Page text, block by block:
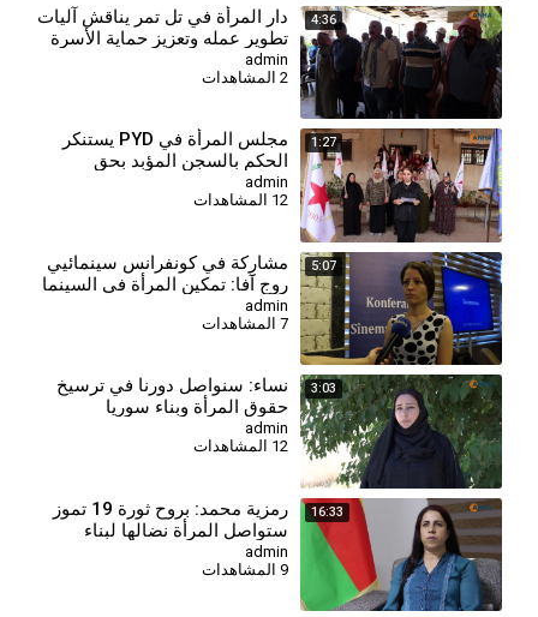
4:36
دار المرأة في تل تمر يناقش آليات
تطوير عمله وتعزيز حماية الأسرة
والمجتمع
admin
2 المشاهدات
1:27
مجلس المرأة في PYD يستنكر
الحكم بالسجن المؤبد بحق
المقاتلة جيجك كوباني
admin
12 المشاهدات
5:07
مشارِكة في كونفرانس سينمائيي
روج آفا: تمكين المرأة في السينما
هدفنا الأول
admin
7 المشاهدات
3:03
⁣نساء: سنواصل دورنا في ترسيخ
حقوق المرأة وبناء سوريا
الديمقراطية
admin
12 المشاهدات
16:33
⁣رمزية محمد: بروح ثورة 19 تموز
ستواصل المرأة نضالها لبناء
سوريا المستقبل
admin